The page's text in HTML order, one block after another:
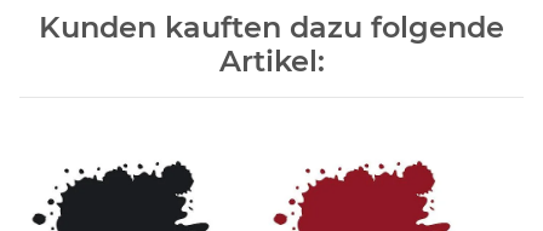
Kunden kauften dazu folgende
Artikel: